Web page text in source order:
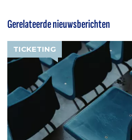
Gerelateerde nieuwsberichten
TICKETING